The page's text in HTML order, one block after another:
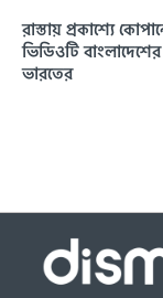
রাস্তায় প্রকাশ্যে
ভিডিওটি
ভারতের